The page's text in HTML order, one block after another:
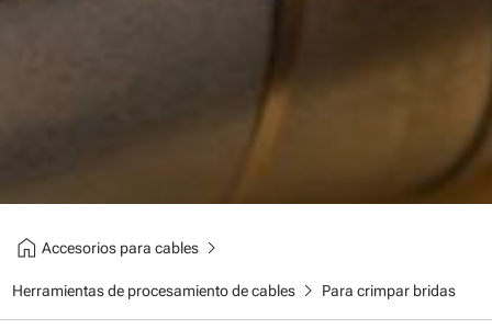
home Accesorios para cableschevron_right
Herramientas de procesamiento de cableschevron_right Para crimpar bridas